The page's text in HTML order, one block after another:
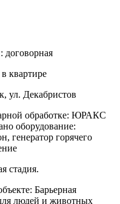
договорная
квартире
ул. Декабристов
обработке: ЮРАКС
оборудование:
генератор горячего
стадия.
Барьерная
людей и животных